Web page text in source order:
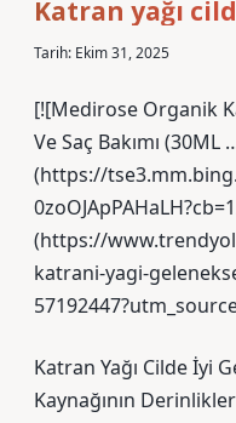
Katran yağı
Tarih: Ekim 31, 2025
[![Medirose Organik
Ve Saç Bakımı (30ML
(https://
(https://
katrani-yagi-
Katran Yağı Cilde İyi
Kaynağının